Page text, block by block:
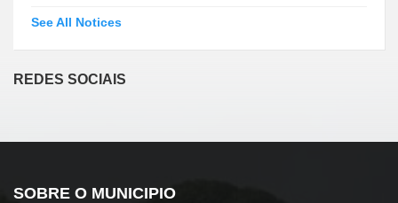
See All Notices
REDES SOCIAIS
SOBRE O MUNICIPIO